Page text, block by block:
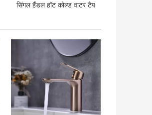
सिंगल हैंडल हॉट कोल्ड वाटर टैप
सबसे अच्छी कीमत